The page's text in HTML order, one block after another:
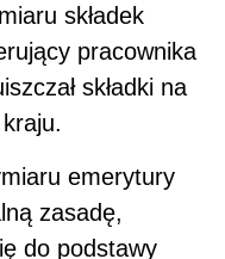
składek
pracownika
składki na
emerytury
zasadę,
do podstawy